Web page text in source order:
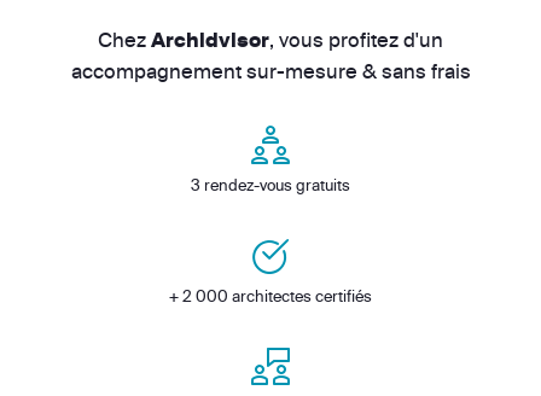
Chez Archidvisor, vous profitez d'un
accompagnement sur-mesure & sans frais
3 rendez-vous gratuits
+ 2 000 architectes certifiés